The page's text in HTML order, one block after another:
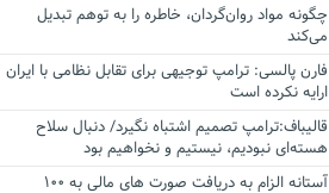
چگونه مواد روان‌گردان، خاطره را به توهم تبدیل
می‌کند
فارن پالسی: ترامپ توجیهی برای تقابل نظامی با ایران
ارایه نکرده است
قالیباف:ترامپ تصمیم اشتباه نگیرد/ دنبال سلاح
هسته‌ای نبودیم، نیستیم و نخواهیم بود
آستانه الزام به دریافت صورت های مالی به ۱۰۰